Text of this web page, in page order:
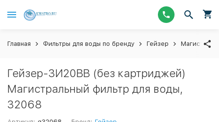
Главная Фильтры для воды по бренду Гейзер
Гейзер-3И20BB (без картриджей)
Магистральный фильтр для воды,
32068